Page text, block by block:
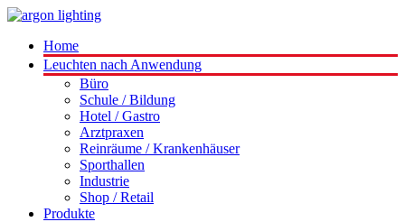
Home
Leuchten nach Anwendung
Büro
Schule / Bildung
Hotel / Gastro
Arztpraxen
Reinräume / Krankenhäuser
Sporthallen
Industrie
Shop / Retail
Produkte